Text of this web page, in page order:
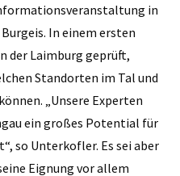
in
In einem ersten
der Laimburg geprüft,
Standorten im Tal und
„Unsere Experten
ein großes Potential für
so Unterkofler. Es sei aber
Eignung vor allem